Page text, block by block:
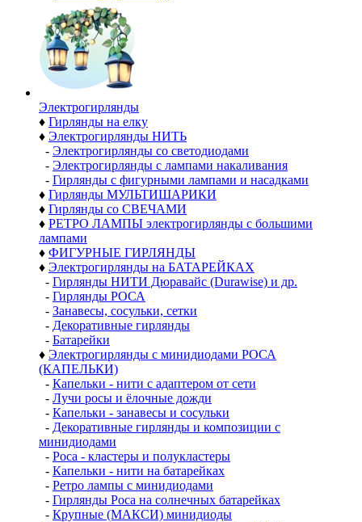
Электро­гирлянды
♦ Гирлянды на елку
♦ Электрогирлянды НИТЬ
- Электрогирлянды со светодиодами
- Электрогирлянды с лампами накаливания
- Гирлянды с фигурными лампами и насадками
♦ Гирлянды МУЛЬТИШАРИКИ
♦ Гирлянды со СВЕЧАМИ
♦ РЕТРО ЛАМПЫ электрогирлянды с большими
лампами
♦ ФИГУРНЫЕ ГИРЛЯНДЫ
♦ Электрогирлянды на БАТАРЕЙКАХ
- Гирлянды НИТИ Дюравайс (Durawise) и др.
- Гирлянды РОСА
- Занавесы, сосульки, сетки
- Декоративные гирлянды
- Батарейки
♦ Электрогирлянды с минидиодами РОСА
(КАПЕЛЬКИ)
- Капельки - нити с адаптером от сети
- Лучи росы и ёлочные дожди
- Капельки - занавесы и сосульки
- Декоративные гирлянды и композиции с
минидиодами
- Роса - кластеры и полукластеры
- Капельки - нити на батарейках
- Ретро лампы с минидиодами
- Гирлянды Роса на солнечных батарейках
- Крупные (МАКСИ) минидиоды